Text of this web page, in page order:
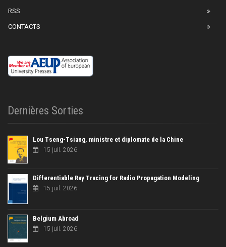
RSS
CONTACTS
Dernières Sorties
Lou Tseng-Tsiang, ministre et diplomate de la Chine
15 juil. 2026
Differentiable Ray Tracing for Radio Propagation Modeling
15 juil. 2026
Belgium Abroad
15 juil. 2026